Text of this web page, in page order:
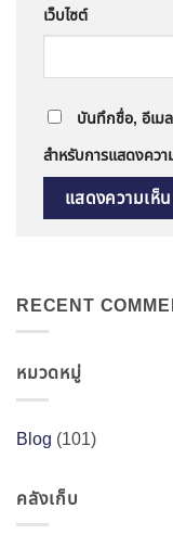
เว็บไซต์
บันทึกชื่อ, อีเมล
สำหรับการแสดงควา
RECENT
หมวดหมู่
Blog (101)
คลังเก็บ